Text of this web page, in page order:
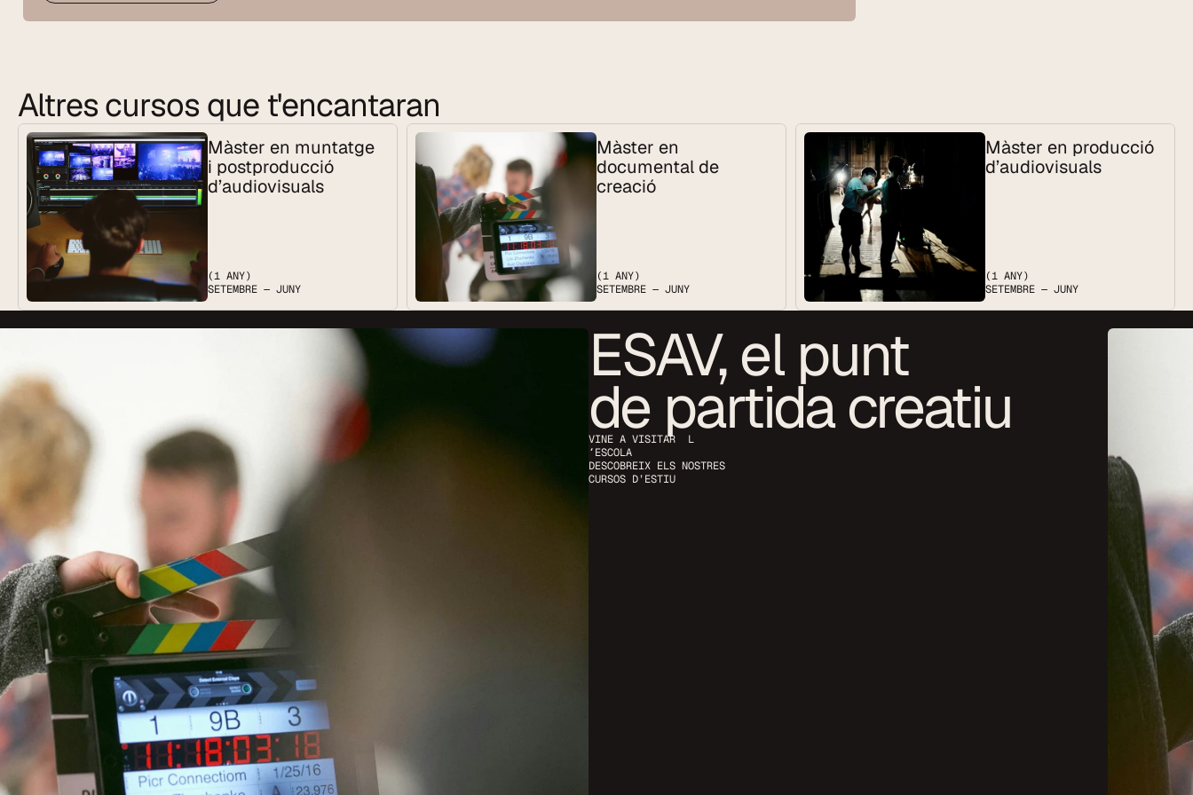
Altres cursos que t'encantaran
Màster en muntatge
i postproducció
d’audiovisuals
(1 ANY)
SETEMBRE — JUNY
Màster en
documental de
creació
(1 ANY)
SETEMBRE — JUNY
Màster en producció
d’audiovisuals
(1 ANY)
SETEMBRE — JUNY
ESAV, el punt
de partida creatiu
VINE A VISITAR  L
´ESCOLA
DESCOBREIX ELS NOSTRES
CURSOS D’ESTIU